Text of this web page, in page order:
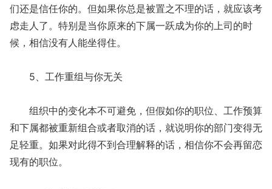
们还是信任你的。但如果你总是被置之不理的话，就应该考
虑走人了。特别是当你原来的下属一跃成为你的上司的时
候，相信没有人能坐得住。
5、工作重组与你无关
组织中的变化本不可避免，但假如你的职位、工作预算
和下属都被重新组合或者取消的话，就说明你的部门变得无
足轻重。如果对此得不到合理解释的话，相信你不会再留恋
现有的职位。